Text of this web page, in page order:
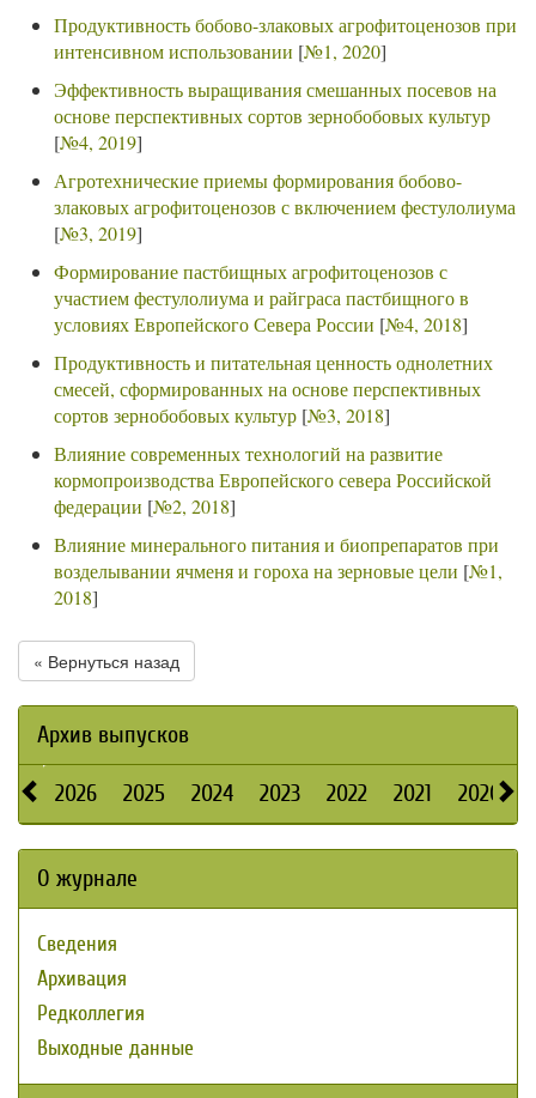
Продуктивность бобово-злаковых агрофитоценозов при
интенсивном использовании [№1, 2020]
Эффективность выращивания смешанных посевов на
основе перспективных сортов зернобобовых культур
[№4, 2019]
Агротехнические приемы формирования бобово-
злаковых агрофитоценозов с включением фестулолиума
[№3, 2019]
Формирование пастбищных агрофитоценозов с
участием фестулолиума и райграса пастбищного в
условиях Европейского Севера России [№4, 2018]
Продуктивность и питательная ценность однолетних
смесей, сформированных на основе перспективных
сортов зернобобовых культур [№3, 2018]
Влияние современных технологий на развитие
кормопроизводства Европейского севера Российской
федерации [№2, 2018]
Влияние минерального питания и биопрепаратов при
возделывании ячменя и гороха на зерновые цели [№1,
2018]
« Вернуться назад
Архив выпусков
2026 2025 2024 2023 2022 2021 2020
О журнале
Сведения
Архивация
Редколлегия
Выходные данные